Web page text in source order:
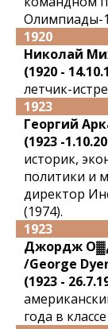
Олимпиады-
1920
Николай
(1920 -
летчик-
1923
Георгий
(1923 -
историк,
политики и
директор
(1974).
1923
Джордж
/George
(1923 -
года в